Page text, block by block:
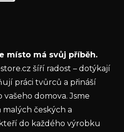
místo má svůj příběh.
šíří radost – dotýkají
práci tvůrců a přináší
vašeho domova. Jsme
českých a
do každého výrobku